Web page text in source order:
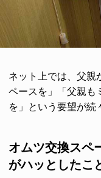
ネット上では、父親
ペースを」「父親も
を」という要望が続
オムツ交換スペ
がハッとしたこ